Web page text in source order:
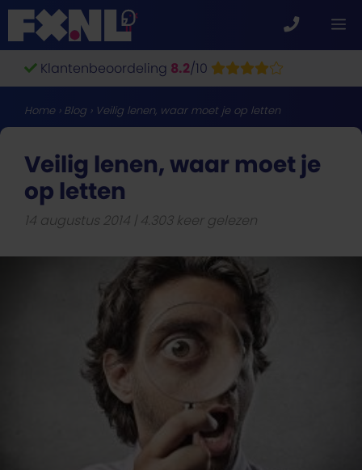
Ga
naar
de
inhoudKlantenbeoordeling 8.2/10
Home› Blog › Veilig lenen, waar moet je op letten
Veilig lenen, waar moet je
op letten
14 augustus 2014 4.303 keer gelezen